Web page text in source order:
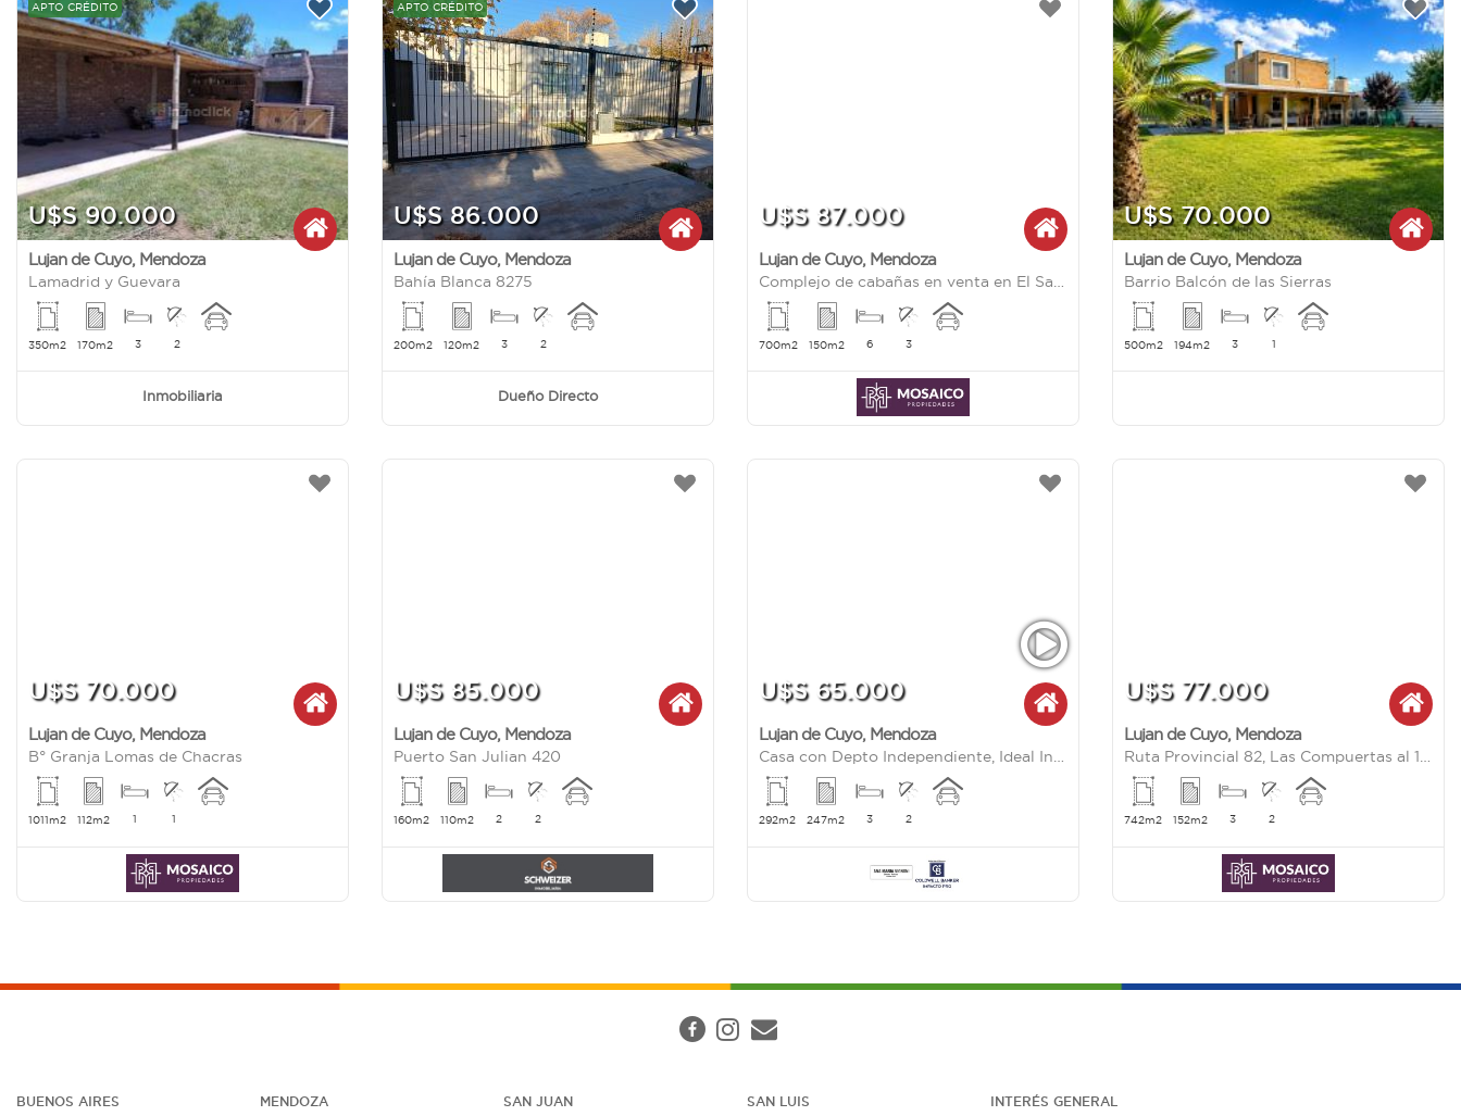
APTO CRÉDITO
U$S 90.000
Lujan de Cuyo, Mendoza
Lamadrid y Guevara
350m2 170m2 3 2
Inmobiliaria
APTO CRÉDITO
U$S 86.000
Lujan de Cuyo, Mendoza
Bahía Blanca 8275
200m2 120m2 3 2
Dueño Directo
U$S 87.000
Lujan de Cuyo, Mendoza
700m2 150m2 6 3
U$S 70.000
Lujan de Cuyo, Mendoza
Barrio Balcón de las Sierras
500m2 194m2 3 1
U$S 70.000
Lujan de Cuyo, Mendoza
B° Granja Lomas de Chacras
1011m2 112m2 1 1
U$S 85.000
Lujan de Cuyo, Mendoza
Puerto San Julian 420
160m2 110m2 2 2
U$S 65.000
Lujan de Cuyo, Mendoza
Casa con Depto Independiente, Ideal Inversión. Alfredo Bufano
292m2 247m2 3 2
U$S 77.000
Lujan de Cuyo, Mendoza
Ruta Provincial 82, Las Compuertas al 10800
742m2 152m2 3 2
BUENOS AIRES MENDOZA SAN JUAN SAN LUIS INTERÉS GENERAL